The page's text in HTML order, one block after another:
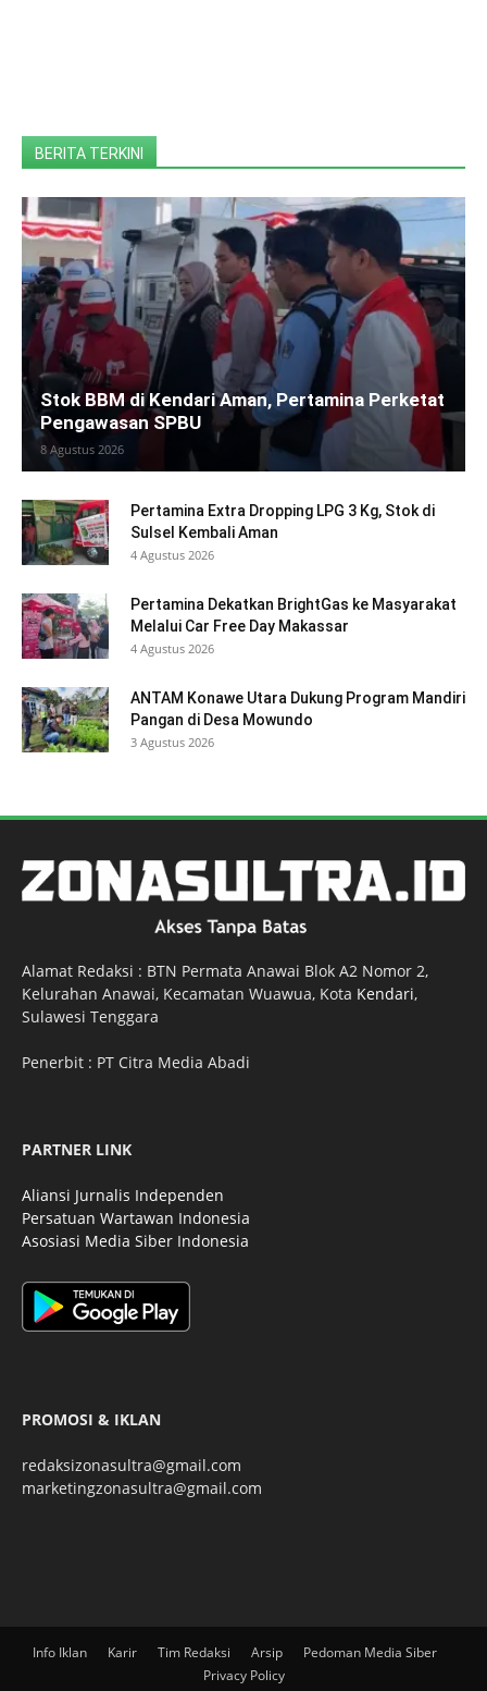
BERITA TERKINI
Stok BBM di Kendari Aman, Pertamina Perketat
Pengawasan SPBU
8 Agustus 2026
Pertamina Extra Dropping LPG 3 Kg, Stok di
Sulsel Kembali Aman
4 Agustus 2026
Pertamina Dekatkan BrightGas ke Masyarakat
Melalui Car Free Day Makassar
4 Agustus 2026
ANTAM Konawe Utara Dukung Program Mandiri
Pangan di Desa Mowundo
3 Agustus 2026
Alamat Redaksi : BTN Permata Anawai Blok A2 Nomor 2,
Kelurahan Anawai, Kecamatan Wuawua, Kota Kendari,
Sulawesi Tenggara
Penerbit : PT Citra Media Abadi
PARTNER LINK
Aliansi Jurnalis Independen
Persatuan Wartawan Indonesia
Asosiasi Media Siber Indonesia
PROMOSI & IKLAN
redaksizonasultra@gmail.com
marketingzonasultra@gmail.com
Info Iklan Karir Tim Redaksi Arsip
Pedoman Media Siber
Privacy Policy